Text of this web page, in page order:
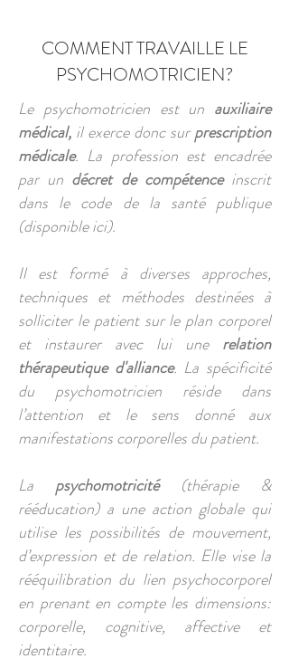
COMMENT TRAVAILLE LE
PSYCHOMOTRICIEN?
Le psychomotricien est un auxiliaire
médical, il exerce donc surprescription
médicale. La profession est encadrée
par un décret de compétence inscrit
dans le code de la santé publique
(disponible ici).
Il est formé à diverses approches,
techniques et méthodes destinées à
solliciter le patient sur le plan corporel
et instaurer avec lui unerelation
thérapeutique d'alliance. La spécificité
du psychomotricien réside dans
l’attention et le sens donné aux
manifestations corporelles du patient.
La psychomotricité (thérapie &
rééducation) a une action globale qui
utilise les possibilités de mouvement,
d’expression et de relation. Elle vise la
rééquilibration du lien psychocorporel
en prenant en compte les dimensions:
corporelle, cognitive, affective et
identitaire.